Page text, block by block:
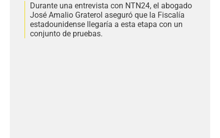
Durante una entrevista con NTN24, el abogado
José Amalio Graterol aseguró que la Fiscalía
estadounidense llegaría a esta etapa con un
conjunto de pruebas.